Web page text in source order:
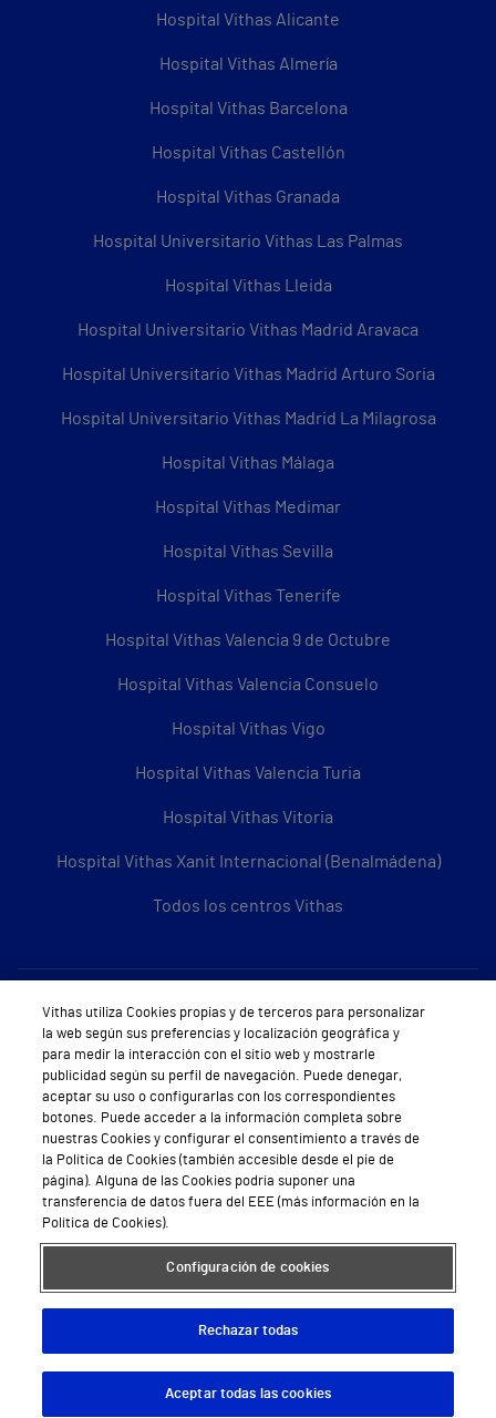
Hospital Vithas Alicante
Hospital Vithas Almería
Hospital Vithas Barcelona
Hospital Vithas Castellón
Hospital Vithas Granada
Hospital Universitario Vithas Las Palmas
Hospital Vithas Lleida
Hospital Universitario Vithas Madrid Aravaca
Hospital Universitario Vithas Madrid Arturo Soria
Hospital Universitario Vithas Madrid La Milagrosa
Hospital Vithas Málaga
Hospital Vithas Medimar
Hospital Vithas Sevilla
Hospital Vithas Tenerife
Hospital Vithas Valencia 9 de Octubre
Hospital Vithas Valencia Consuelo
Hospital Vithas Vigo
Hospital Vithas Valencia Turia
Hospital Vithas Vitoria
Hospital Vithas Xanit Internacional (Benalmádena)
Todos los centros Vithas
Sobre Vithas
Quiénes somos
Trabajar en Vithas
Teléfono Cita Médica
Teléfono Atención al Cliente
Política de seguridad y salud en el trabajo
Conoce a Supervita
Aviso Legal Política de cookies Política de privacidad Mapa web Protección de datos
Descargar App
Vithas utiliza Cookies propias y de terceros para personalizar
la web según sus preferencias y localización geográfica y
para medir la interacción con el sitio web y mostrarle
publicidad según su perfil de navegación. Puede denegar,
aceptar su uso o configurarlas con los correspondientes
botones. Puede acceder a la información completa sobre
nuestras Cookies y configurar el consentimiento a través de
la Política de Cookies (también accesible desde el pie de
página). Alguna de las Cookies podría suponer una
transferencia de datos fuera del EEE (más información en la
Política de Cookies).
Configuración de cookies
Rechazar todas
Aceptar todas las cookies